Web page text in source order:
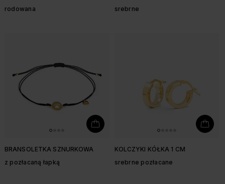
rodowana
srebrne
BRANSOLETKA SZNURKOWA
z pozłacaną łapką
KOLCZYKI KÓŁKA 1 CM
srebrne pozłacane